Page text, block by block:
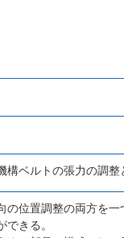
構ベルトの張力の調
の位置調整の両方を
きる。